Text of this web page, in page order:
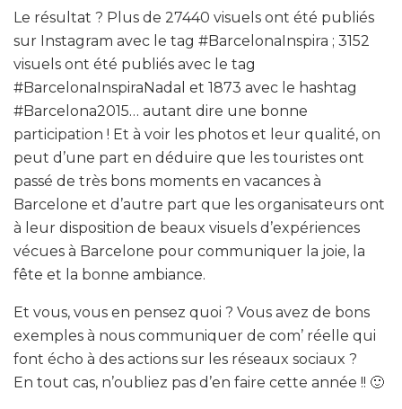
Le résultat ? Plus de 27440 visuels ont été publiés
sur Instagram avec le tag #BarcelonaInspira ; 3152
visuels ont été publiés avec le tag
#BarcelonaInspiraNadal et 1873 avec le hashtag
#Barcelona2015… autant dire une bonne
participation ! Et à voir les photos et leur qualité, on
peut d’une part en déduire que les touristes ont
passé de très bons moments en vacances à
Barcelone et d’autre part que les organisateurs ont
à leur disposition de beaux visuels d’expériences
vécues à Barcelone pour communiquer la joie, la
fête et la bonne ambiance.
Et vous, vous en pensez quoi ? Vous avez de bons
exemples à nous communiquer de com’ réelle qui
font écho à des actions sur les réseaux sociaux ?
En tout cas, n’oubliez pas d’en faire cette année !! 🙂